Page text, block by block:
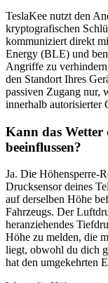
TeslaKee nutzt den
kryptografischen
kommuniziert direkt
Energy (BLE) und
Angriffe zu
den Standort Ihres
passiven Zugang nur,
innerhalb autorisierter
Kann das Wetter
beeinflussen?
Ja. Die Höhensperre-
Drucksensor deines
auf derselben Höhe
Fahrzeugs. Der
heranziehendes
Höhe zu melden, die
liegt, obwohl du dich
hat den umgekehrten